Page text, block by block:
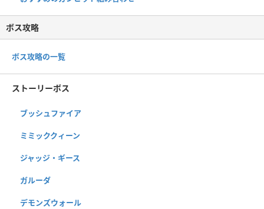
ボス攻略
ボス攻略の一覧
ストーリーボス
ブッシュファイア
ミミッククィーン
ジャッジ・ギース
ガルーダ
デモンズウォール